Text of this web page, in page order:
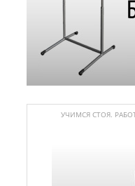
УЧИМСЯ СТОЯ.